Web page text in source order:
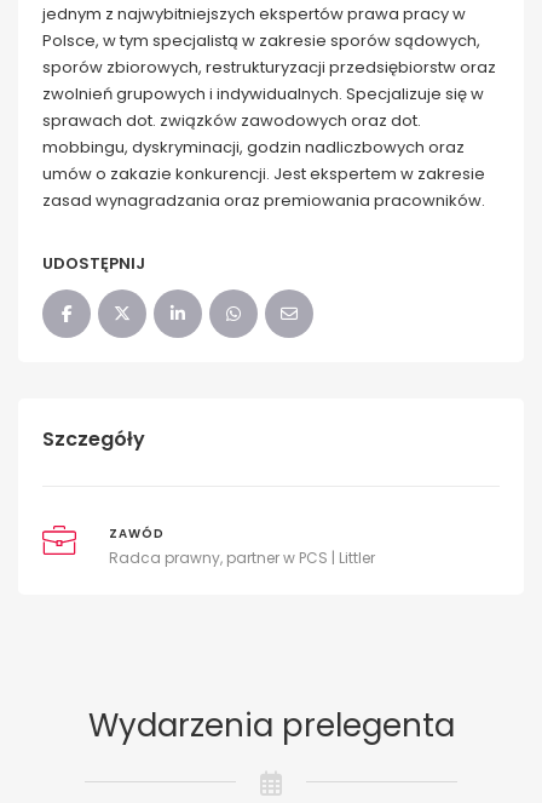
jednym z najwybitniejszych ekspertów prawa pracy w
Polsce, w tym specjalistą w zakresie sporów sądowych,
sporów zbiorowych, restrukturyzacji przedsiębiorstw oraz
zwolnień grupowych i indywidualnych. Specjalizuje się w
sprawach dot. związków zawodowych oraz dot.
mobbingu, dyskryminacji, godzin nadliczbowych oraz
umów o zakazie konkurencji. Jest ekspertem w zakresie
zasad wynagradzania oraz premiowania pracowników.
UDOSTĘPNIJ
Szczegóły
ZAWÓD
Radca prawny, partner w PCS | Littler
Wydarzenia prelegenta